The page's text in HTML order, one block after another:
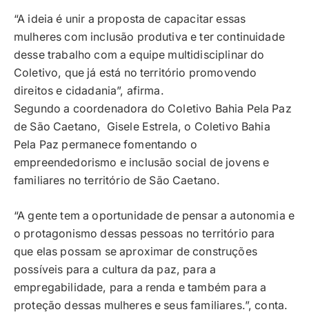
“A ideia é unir a proposta de capacitar essas
mulheres com inclusão produtiva e ter continuidade
desse trabalho com a equipe multidisciplinar do
Coletivo, que já está no território promovendo
direitos e cidadania”, afirma.
Segundo a coordenadora do Coletivo Bahia Pela Paz
de São Caetano, Gisele Estrela, o Coletivo Bahia
Pela Paz permanece fomentando o
empreendedorismo e inclusão social de jovens e
familiares no território de São Caetano.
“A gente tem a oportunidade de pensar a autonomia e
o protagonismo dessas pessoas no território para
que elas possam se aproximar de construções
possíveis para a cultura da paz, para a
empregabilidade, para a renda e também para a
proteção dessas mulheres e seus familiares.”, conta.